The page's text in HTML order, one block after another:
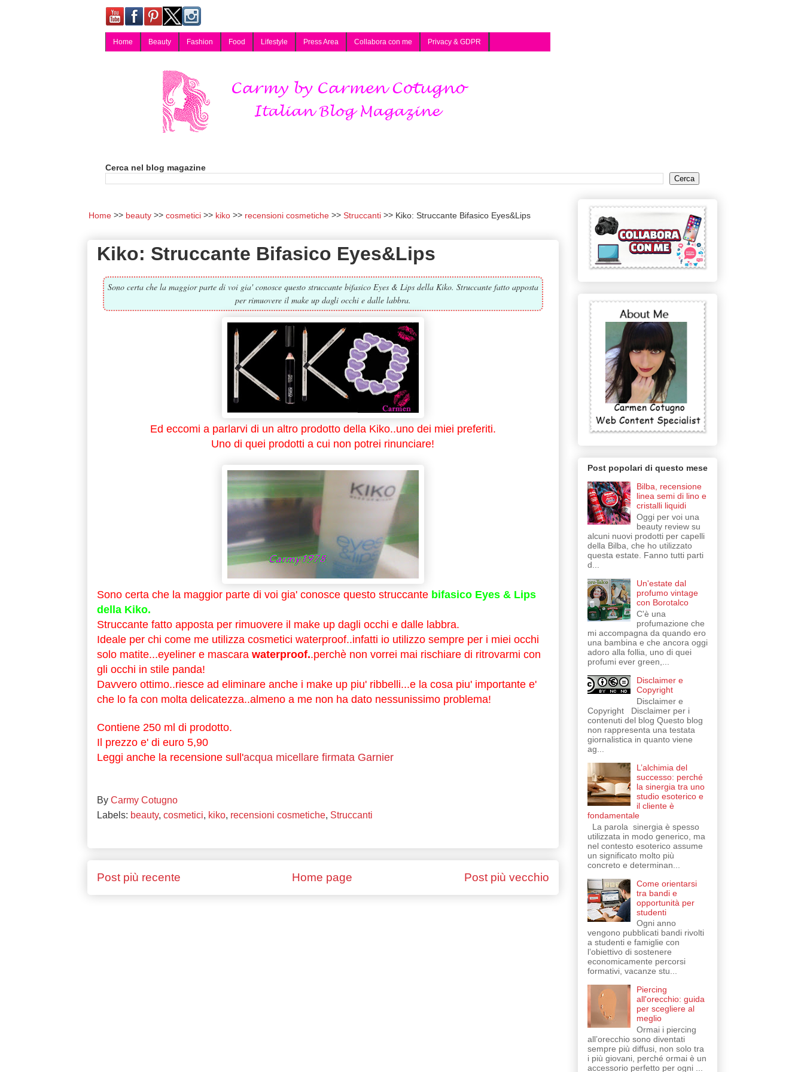
Home Beauty Fashion Food Lifestyle Press Area Collabora con me Privacy & GDPR
Cerca nel blog magazine
Home beauty cosmetici kiko recensioni cosmetiche Struccanti Kiko: Struccante Bifasico Eyes&Lips
Kiko: Struccante Bifasico Eyes&Lips
Sono certa che la maggior parte di voi gia' conosce questo struccante bifasico Eyes & Lips della Kiko. Struccante fatto apposta
per rimuovere il make up dagli occhi e dalle labbra.
Ed eccomi a parlarvi di un altro prodotto della Kiko..uno dei miei preferiti.
Uno di quei prodotti a cui non potrei rinunciare!
Sono certa che la maggior parte di voi gia' conosce questo struccante bifasico Eyes & Lips
della Kiko.
Struccante fatto apposta per rimuovere il make up dagli occhi e dalle labbra.
Ideale per chi come me utilizza cosmetici waterproof..infatti io utilizzo sempre per i miei occhi
solo matite...eyeliner e mascara waterproof..perchè non vorrei mai rischiare di ritrovarmi con
gli occhi in stile panda!
Davvero ottimo..riesce ad eliminare anche i make up piu' ribbelli...e la cosa piu' importante e'
che lo fa con molta delicatezza..almeno a me non ha dato nessunissimo problema!
Contiene 250 ml di prodotto.
Il prezzo e' di euro 5,90
Leggi anche la recensione sull'acqua micellare firmata Garnier
By Carmy Cotugno
Labels: beauty, cosmetici, kiko, recensioni cosmetiche, Struccanti
Post più recente Post più vecchio
Home page
Post popolari di questo mese
Bilba, recensione
linea semi di lino e
cristalli liquidi
Oggi per voi una
beauty review su
alcuni nuovi prodotti per capelli
della Bilba, che ho utilizzato
questa estate. Fanno tutti parti
d...
Un'estate dal
profumo vintage
con Borotalco
C'è una
profumazione che
mi accompagna da quando ero
una bambina e che ancora oggi
adoro alla follia, uno di quei
profumi ever green,...
Disclaimer e
Copyright
Disclaimer e
Copyright Disclaimer per i
contenuti del blog Questo blog
non rappresenta una testata
giornalistica in quanto viene
ag...
L’alchimia del
successo: perché
la sinergia tra uno
studio esoterico e
il cliente è
fondamentale
La parola sinergia è spesso
utilizzata in modo generico, ma
nel contesto esoterico assume
un significato molto più
concreto e determinan...
Come orientarsi
tra bandi e
opportunità per
studenti
Ogni anno
vengono pubblicati bandi rivolti
a studenti e famiglie con
l’obiettivo di sostenere
economicamente percorsi
formativi, vacanze stu...
Piercing
all'orecchio: guida
per scegliere al
meglio
Ormai i piercing
all’orecchio sono diventati
sempre più diffusi, non solo tra
i più giovani, perché ormai è un
accessorio perfetto per ogni ...